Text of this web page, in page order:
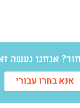
אנחנו נעשה
אנא בחרו עבורי